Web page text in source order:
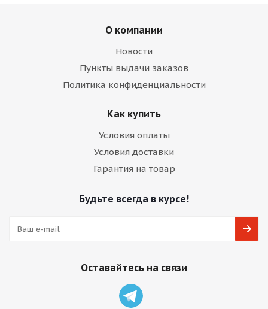
О компании
Новости
Пункты выдачи заказов
Политика конфиденциальности
Как купить
Условия оплаты
Условия доставки
Гарантия на товар
Будьте всегда в курсе!
Оставайтесь на связи